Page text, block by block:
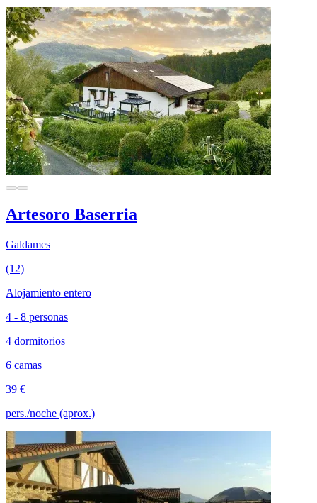
Artesoro Baserria
Galdames
(12)
Alojamiento entero
4 - 8 personas
4 dormitorios
6 camas
39 €
pers./noche (aprox.)